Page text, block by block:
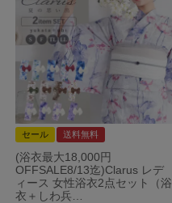
セール 送料無料
(浴衣最大18,000円
OFFSALE8/13迄)Clarus レデ
ィース 女性浴衣2点セット（浴
衣＋しわ兵…